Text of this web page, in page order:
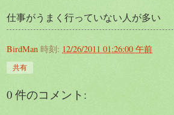
仕事がうまく行っていない人が多い
BirdMan 時刻: 12/26/2011 01:26:00 午前
共有
0 件のコメント: